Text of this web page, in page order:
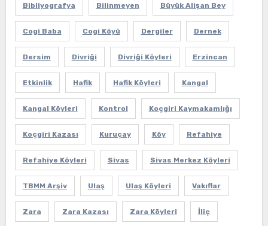
Bibliyografya Bilinmeyen Büyük Alişan Bey
Cogi Baba Cogi Köyü Dergiler Dernek
Dersim Divriği Divriği Köyleri Erzincan
Etkinlik Hafik Hafik Köyleri Kangal
Kangal Köyleri Kontrol Koçgiri Kaymakamlığı
Koçgiri Kazası Kuruçay Köy Refahiye
Refahiye Köyleri Sivas Sivas Merkez Köyleri
TBMM Arşiv Ulaş Ulaş Köyleri Vakıflar
Zara Zara Kazası Zara Köyleri İliç